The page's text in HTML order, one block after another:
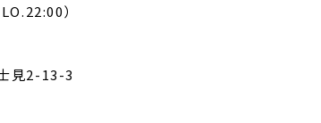
）
見2-13-3